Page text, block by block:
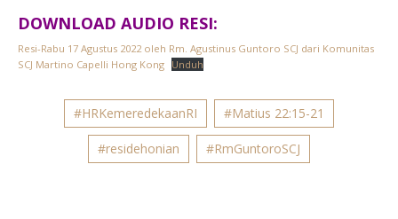
DOWNLOAD AUDIO RESI:
Resi-Rabu 17 Agustus 2022 oleh Rm. Agustinus Guntoro SCJ dari Komunitas
SCJ Martino Capelli Hong Kong Unduh
#HRKemeredekaanRI #Matius 22:15-21
#residehonian #RmGuntoroSCJ